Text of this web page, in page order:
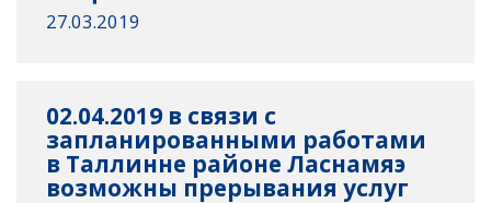
27.03.2019
02.04.2019 в связи с
запланированными работами
в Таллинне районе Ласнамяэ
возможны прерывания услуг